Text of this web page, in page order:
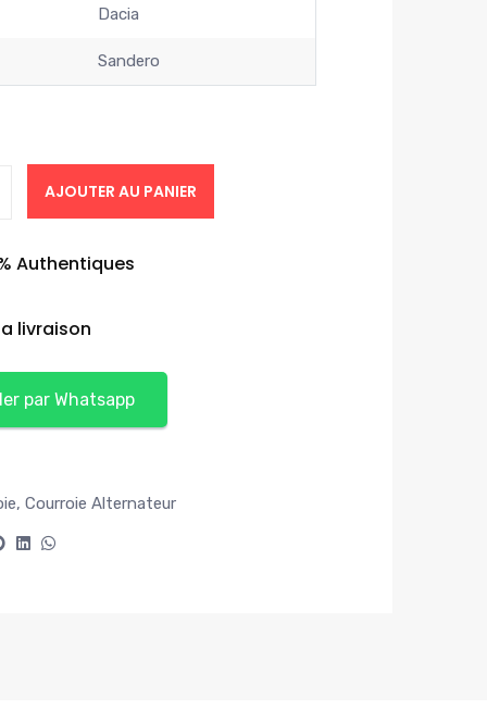
Dacia
Sandero
AJOUTER AU PANIER
Authentiques
livraison
par Whatsapp
, Courroie Alternateur